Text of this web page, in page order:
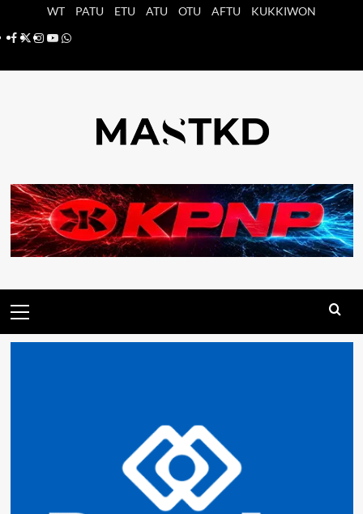
WT PATU ETU ATU OTU AFTU
KUKKIWON
Facebook
X Instagram
YouTube
Whatsapp
principal